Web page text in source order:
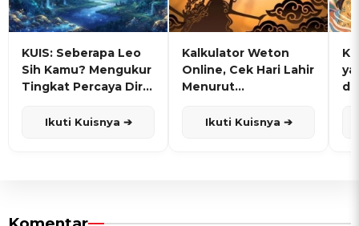
KUIS: Seberapa Leo
Sih Kamu? Mengukur
Tingkat Percaya Diri
Ikuti Kuisnya ➔
Kalkulator Weton
Online, Cek Hari Lahir
Menurut
Ikuti Kuisnya ➔